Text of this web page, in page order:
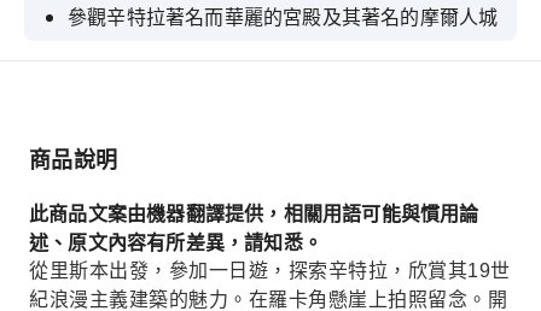
參觀辛特拉著名而華麗的宮殿及其著名的摩爾人城
裕的城鎮。
商品說明
此商品文案由機器翻譯提供，相關用語可能與慣用論
述、原文內容有所差異，請知悉。
從里斯本出發，參加一日遊，探索辛特拉，欣賞其19世
紀浪漫主義建築的魅力。在羅卡角懸崖上拍照留念。開